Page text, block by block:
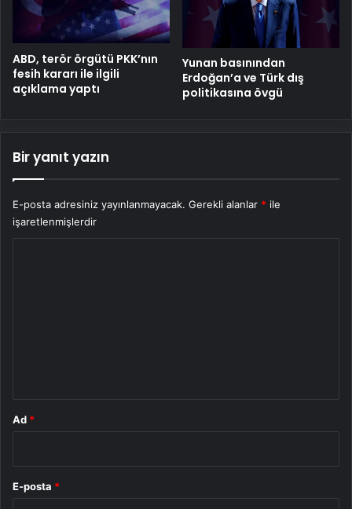
ABD, terör örgütü PKK’nın
fesih kararı ile ilgili
açıklama yaptı
Yunan basınından
Erdoğan’a ve Türk dış
politikasına övgü
Bir yanıt yazın
E-posta adresiniz yayınlanmayacak. Gerekli alanlar * ile
işaretlenmişlerdir
Ad *
E-posta *